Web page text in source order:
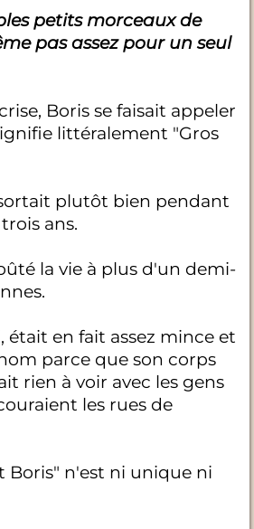
petits morceaux de
pas assez pour un seul
Boris se faisait appeler
littéralement "Gros
plutôt bien pendant
ans.
la vie à plus d'un demi-
était en fait assez mince et
parce que son corps
rien à voir avec les gens
les rues de
Boris" n'est ni unique ni